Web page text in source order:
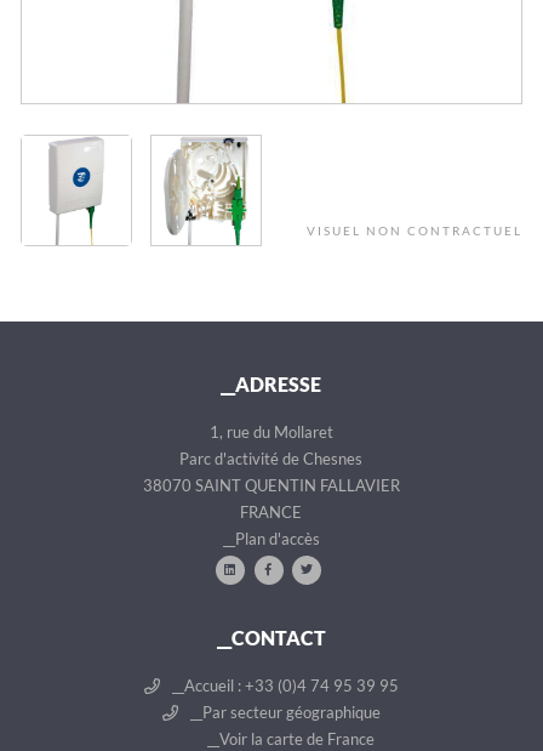
VISUEL NON CONTRACTUEL
__ADRESSE
1, rue du Mollaret
Parc d'activité de Chesnes
38070 SAINT QUENTIN FALLAVIER
FRANCE
__Plan d'accès
__CONTACT
__Accueil : +33 (0)4 74 95 39 95
__Par secteur géographique
__Voir la carte de France